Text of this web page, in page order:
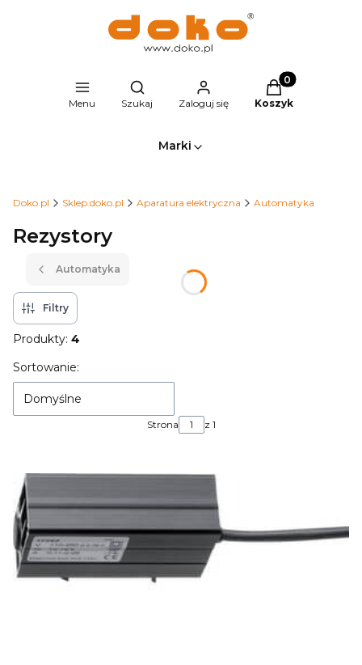
Menu
Otwórz wyszukiwarkę
Szukaj Zaloguj się
Produkty w
Koszyk
Marki
Doko.pl Sklep.doko.pl Aparatura elektryczna Automatyka
Rezystory
Automatyka
Filtry
Produkty: 4
Lista produktów
Sortowanie:
Domyślne
Strona z 1